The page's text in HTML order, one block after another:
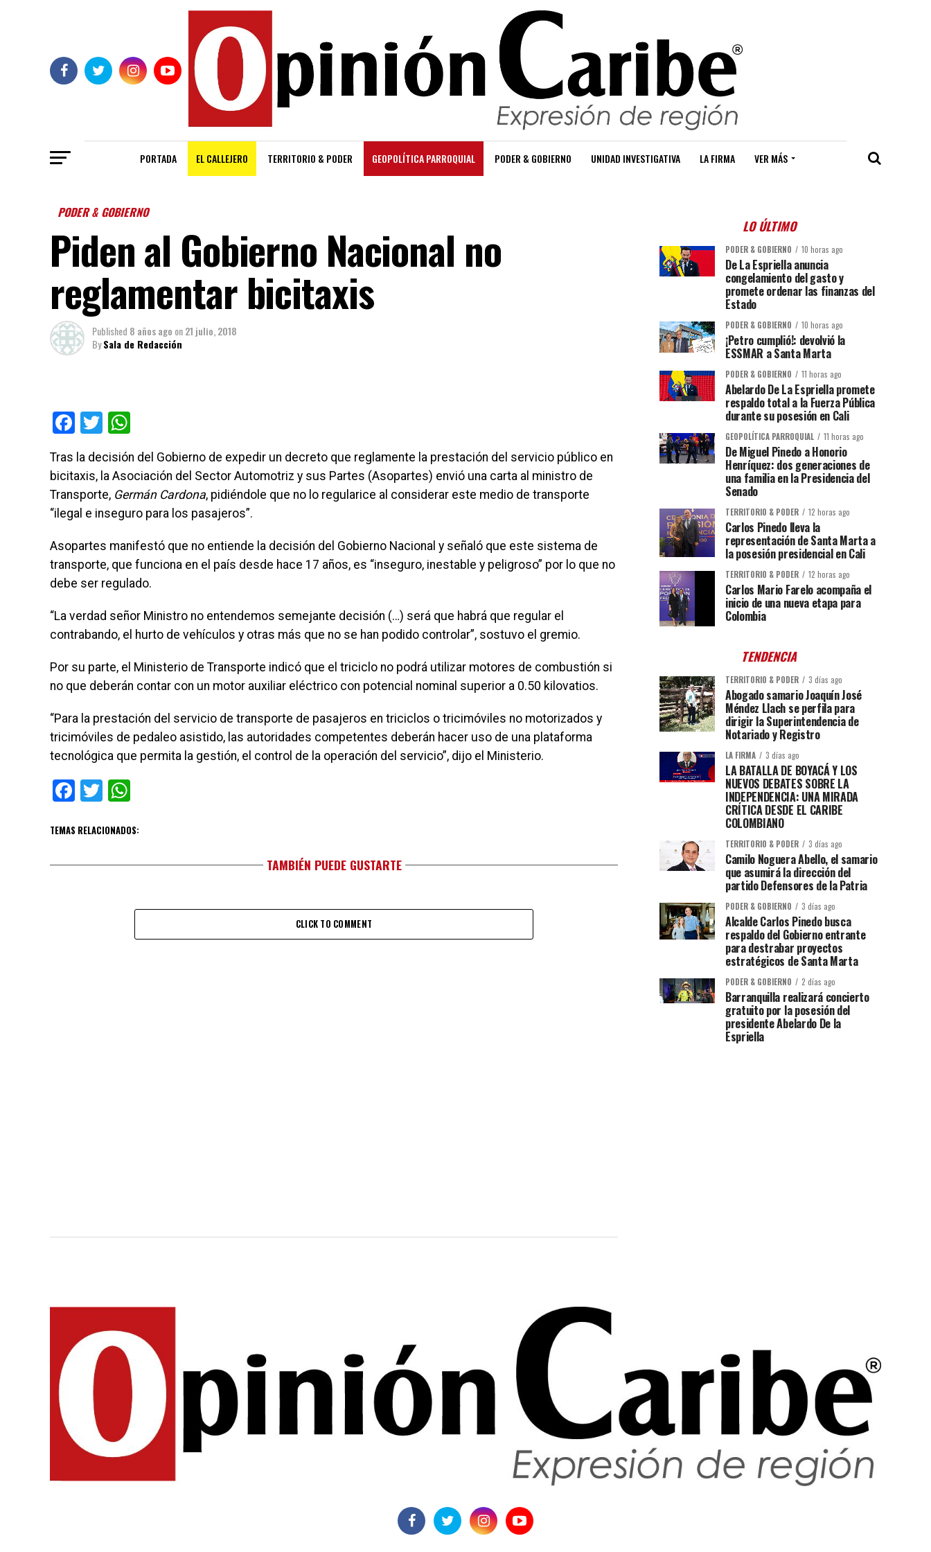
PORTADA EL CALLEJERO TERRITORIO & PODER GEOPOLÍTICA PARROQUIAL PODER & GOBIERNO UNIDAD INVESTIGATIVA LA FIRMA VER MÁS
PODER & GOBIERNO
Piden al Gobierno Nacional no
reglamentar bicitaxis
Published 8 años ago on21 julio, 2018
BySala de Redacción
Facebook
Twitter
Tras la decisión del Gobierno de expedir un decreto que reglamente la prestación del servicio público en
bicitaxis, la Asociación del Sector Automotriz y sus Partes (Asopartes) envió una carta al ministro de
Transporte, Germán Cardona, pidiéndole que no lo regularice al considerar este medio de transporte
“ilegal e inseguro para los pasajeros”.
Asopartes manifestó que no entiende la decisión del Gobierno Nacional y señaló que este sistema de
transporte, que funciona en el país desde hace 17 años, es “inseguro, inestable y peligroso” por lo que no
debe ser regulado.
“La verdad señor Ministro no entendemos semejante decisión (…) será que habrá que regular el
contrabando, el hurto de vehículos y otras más que no se han podido controlar”, sostuvo el gremio.
Por su parte, el Ministerio de Transporte indicó que el triciclo no podrá utilizar motores de combustión si
no que deberán contar con un motor auxiliar eléctrico con potencial nominal superior a 0.50 kilovatios.
“Para la prestación del servicio de transporte de pasajeros en triciclos o tricimóviles no motorizados y
tricimóviles de pedaleo asistido, las autoridades competentes deberán hacer uso de una plataforma
tecnológica que permita la gestión, el control de la operación del servicio”, dijo el Ministerio.
Facebook
Twitter
TEMAS RELACIONADOS:
TAMBIÉN PUEDE GUSTARTE
CLICK TO COMMENT
LO ÚLTIMO
PODER & GOBIERNO 10 horas ago
De La Espriella anuncia
congelamiento del gasto y
promete ordenar las finanzas del
Estado
PODER & GOBIERNO 10 horas ago
¡Petro cumplió!: devolvió la
ESSMAR a Santa Marta
PODER & GOBIERNO 11 horas ago
Abelardo De La Espriella promete
respaldo total a la Fuerza Pública
durante su posesión en Cali
GEOPOLÍTICA PARROQUIAL 11 horas ago
De Miguel Pinedo a Honorio
Henríquez: dos generaciones de
una familia en la Presidencia del
Senado
TERRITORIO & PODER 12 horas ago
Carlos Pinedo lleva la
representación de Santa Marta a
la posesión presidencial en Cali
TERRITORIO & PODER 12 horas ago
Carlos Mario Farelo acompaña el
inicio de una nueva etapa para
Colombia
TENDENCIA
TERRITORIO & PODER 3 días ago
Abogado samario Joaquín José
Méndez Llach se perfila para
dirigir la Superintendencia de
Notariado y Registro
LA FIRMA 3 días ago
LA BATALLA DE BOYACÁ Y LOS
NUEVOS DEBATES SOBRE LA
INDEPENDENCIA: UNA MIRADA
CRÍTICA DESDE EL CARIBE
COLOMBIANO
TERRITORIO & PODER 3 días ago
Camilo Noguera Abello, el samario
que asumirá la dirección del
partido Defensores de la Patria
PODER & GOBIERNO 3 días ago
Alcalde Carlos Pinedo busca
respaldo del Gobierno entrante
para destrabar proyectos
estratégicos de Santa Marta
PODER & GOBIERNO 2 días ago
Barranquilla realizará concierto
gratuito por la posesión del
presidente Abelardo De la
Espriella